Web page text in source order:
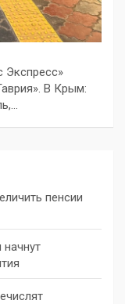
Экспресс»
В Крым:
пенсии